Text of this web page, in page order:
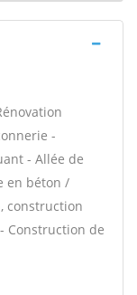
-
- Allée de
en béton /
construction
Construction de